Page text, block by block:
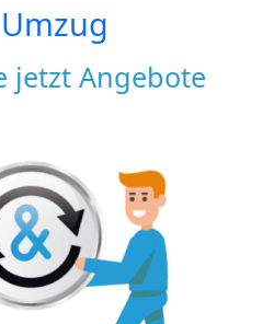
jetzt Angebote